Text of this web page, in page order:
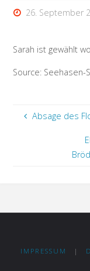
26. September
Sarah ist gewählt
Source: Seehasen-
Absage des
IMPRESSUM |